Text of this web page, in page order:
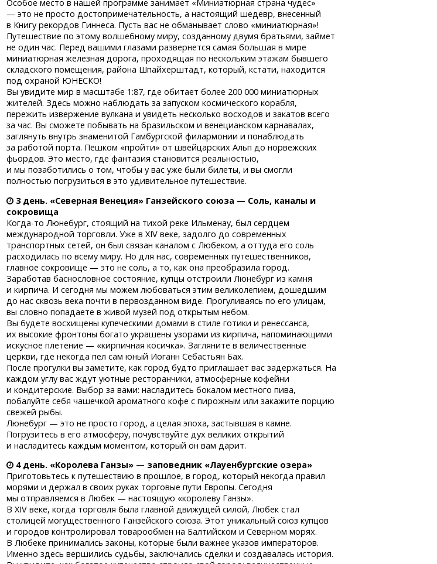
Особое место в нашей программе занимает «Миниатюрная страна чудес»
— это не просто достопримечательность, а настоящий шедевр, внесенный
в Книгу рекордов Гиннеса. Пусть вас не обманывает слово «миниатюрная»!
Путешествие по этому волшебному миру, созданному двумя братьями, займет
не один час. Перед вашими глазами развернется самая большая в мире
миниатюрная железная дорога, проходящая по нескольким этажам бывшего
складского помещения, района Шпайхерштадт, который, кстати, находится
под охраной ЮНЕСКО!
Вы увидите мир в масштабе 1:87, где обитает более 200 000 миниатюрных
жителей. Здесь можно наблюдать за запуском космического корабля,
пережить извержение вулкана и увидеть несколько восходов и закатов всего
за час. Вы сможете побывать на бразильском и венецианском карнавалах,
заглянуть внутрь знаменитой Гамбургской филармонии и понаблюдать
за работой порта. Пешком «пройти» от швейцарских Альп до норвежских
фьордов. Это место, где фантазия становится реальностью,
и мы позаботились о том, чтобы у вас уже были билеты, и вы смогли
полностью погрузиться в это удивительное путешествие.
3 день. «Северная Венеция» Ганзейского союза — Соль, каналы и
сокровища
Когда-то Люнебург, стоящий на тихой реке Ильменау, был сердцем
международной торговли. Уже в XIV веке, задолго до современных
транспортных сетей, он был связан каналом с Любеком, а оттуда его соль
расходилась по всему миру. Но для нас, современных путешественников,
главное сокровище — это не соль, а то, как она преобразила город.
Заработав баснословное состояние, купцы отстроили Люнебург из камня
и кирпича. И сегодня мы можем любоваться этим великолепием, дошедшим
до нас сквозь века почти в первозданном виде. Прогуливаясь по его улицам,
вы словно попадаете в живой музей под открытым небом.
Вы будете восхищены купеческими домами в стиле готики и ренессанса,
их высокие фронтоны богато украшены узорами из кирпича, напоминающими
искусное плетение — «кирпичная косичка». Загляните в величественные
церкви, где некогда пел сам юный Иоганн Себастьян Бах.
После прогулки вы заметите, как город будто приглашает вас задержаться. На
каждом углу вас ждут уютные ресторанчики, атмосферные кофейни
и кондитерские. Выбор за вами: насладитесь бокалом местного пива,
побалуйте себя чашечкой ароматного кофе с пирожным или закажите порцию
свежей рыбы.
Люнебург — это не просто город, а целая эпоха, застывшая в камне.
Погрузитесь в его атмосферу, почувствуйте дух великих открытий
и насладитесь каждым моментом, который он вам дарит.
4 день. «Королева Ганзы» — заповедник «Лауенбургские озера»
Приготовьтесь к путешествию в прошлое, в город, который некогда правил
морями и держал в своих руках торговые пути Европы. Сегодня
мы отправляемся в Любек — настоящую «королеву Ганзы».
В XIV веке, когда торговля была главной движущей силой, Любек стал
столицей могущественного Ганзейского союза. Этот уникальный союз купцов
и городов контролировал товарообмен на Балтийском и Северном морях.
В Любеке принимались законы, которые были важнее указов императоров.
Именно здесь вершились судьбы, заключались сделки и создавалась история.